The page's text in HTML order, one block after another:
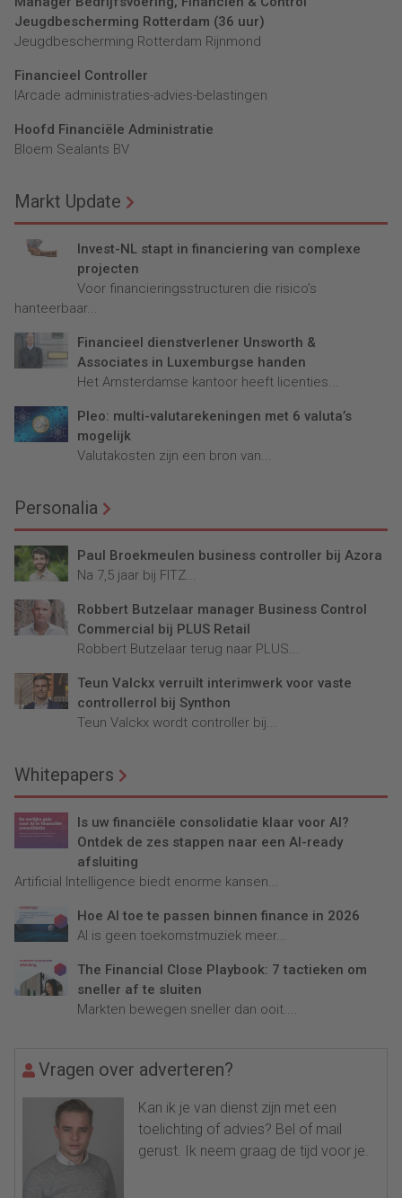
Jeugdbescherming Rotterdam (36 uur)
Jeugdbescherming Rotterdam Rijnmond
Financieel Controller
lArcade administraties-advies-belastingen
Hoofd Financiële Administratie
Bloem Sealants BV
Markt Update
Invest-NL stapt in financiering van complexe
projecten
Voor financieringsstructuren die risico’s
hanteerbaar...
Financieel dienstverlener Unsworth &
Associates in Luxemburgse handen
Het Amsterdamse kantoor heeft licenties...
Pleo: multi-valutarekeningen met 6 valuta’s
mogelijk
Valutakosten zijn een bron van...
Personalia
Paul Broekmeulen business controller bij Azora
Na 7,5 jaar bij FITZ...
Robbert Butzelaar manager Business Control
Commercial bij PLUS Retail
Robbert Butzelaar terug naar PLUS...
Teun Valckx verruilt interimwerk voor vaste
controllerrol bij Synthon
Teun Valckx wordt controller bij...
Whitepapers
Is uw financiële consolidatie klaar voor AI?
Ontdek de zes stappen naar een AI-ready
afsluiting
Artificial Intelligence biedt enorme kansen...
Hoe AI toe te passen binnen finance in 2026
AI is geen toekomstmuziek meer...
The Financial Close Playbook: 7 tactieken om
sneller af te sluiten
Markten bewegen sneller dan ooit....
Vragen over adverteren?
Kan ik je van dienst zijn met een
toelichting of advies? Bel of mail
gerust. Ik neem graag de tijd voor je.